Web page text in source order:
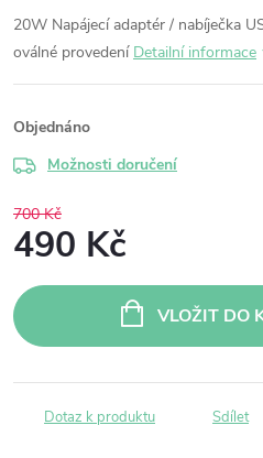
20W Napájecí adaptér / nabíječka
oválné provedení Detailní informace
Objednáno
Možnosti doručení
700 Kč
490 Kč
cena:
VLOŽIT DO
Dotaz k produktu Sdílet